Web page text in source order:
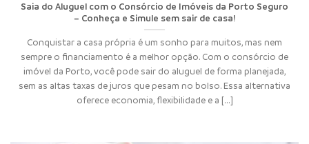
Saia do Aluguel com o Consórcio de Imóveis da Porto Seguro
– Conheça e Simule sem sair de casa!
Conquistar a casa própria é um sonho para muitos, mas nem
sempre o financiamento é a melhor opção. Com o consórcio de
imóvel da Porto, você pode sair do aluguel de forma planejada,
sem as altas taxas de juros que pesam no bolso. Essa alternativa
oferece economia, flexibilidade e a [...]